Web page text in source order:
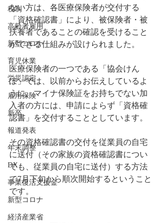
税制
高齢者雇用
新型コロナ
育児休業
労災認定
雇用保険
新卒
報道発表
年末調整
DX
事業復活支援金
新型コロナ
経済産業省
ない方は、各医療保険者が交付する
「資格確認書」により、被保険者・被
扶養者であることの確認を受けること
ができる仕組みが設けられました。
医療保険者の一つである「協会けん
ぽ」では、以前からお伝えしているよ
うに、マイナ保険証をお持ちでない加
入者の方には、申請によらず「資格確
認書」を交付することとしています。
その資格確認書の交付を従業員の自宅
に送付（その家族の資格確認書につい
ても、従業員の⾃宅に送付）する方法
で7月下旬から順次開始するということ
です。